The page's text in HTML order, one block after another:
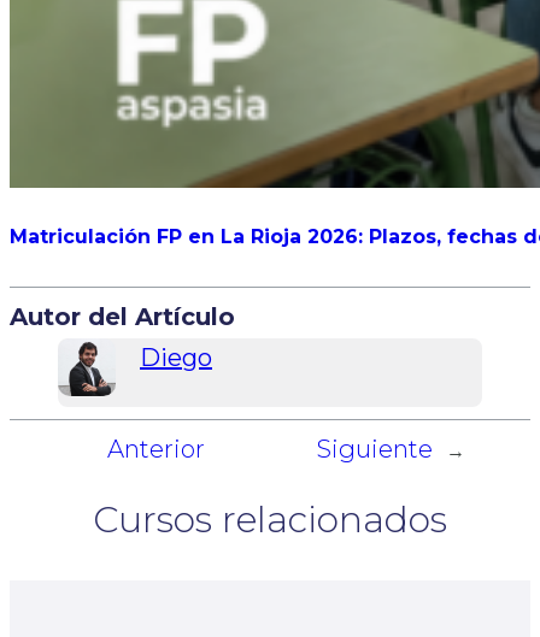
Matriculación FP en La Rioja 2026: Plazos,
Autor del Artículo
Diego
Anterior Siguiente →
Cursos relacionados